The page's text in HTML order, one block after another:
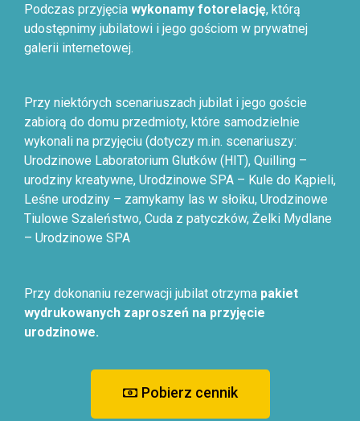
Podczas przyjęcia wykonamy fotorelację, którą
udostępnimy jubilatowi i jego gościom w prywatnej
galerii internetowej.
Przy niektórych scenariuszach jubilat i jego goście
zabiorą do domu przedmioty, które samodzielnie
wykonali na przyjęciu (dotyczy m.in. scenariuszy:
Urodzinowe Laboratorium Glutków (HIT), Quilling –
urodziny kreatywne, Urodzinowe SPA – Kule do Kąpieli,
Leśne urodziny – zamykamy las w słoiku, Urodzinowe
Tiulowe Szaleństwo, Cuda z patyczków, Żelki Mydlane
– Urodzinowe SPA
Przy dokonaniu rezerwacji jubilat otrzyma pakiet
wydrukowanych zaproszeń na przyjęcie
urodzinowe.
Pobierz cennik